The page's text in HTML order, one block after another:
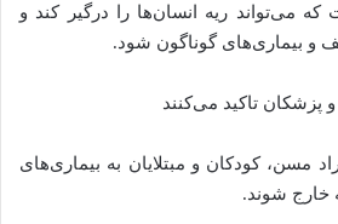
می‌تواند ریه انسان‌ها را درگیر کند و
و بیماری‌های گوناگون شود.
تاکید می‌کنند
مسن، کودکان و مبتلایان به بیماری‌های
خارج شوند.